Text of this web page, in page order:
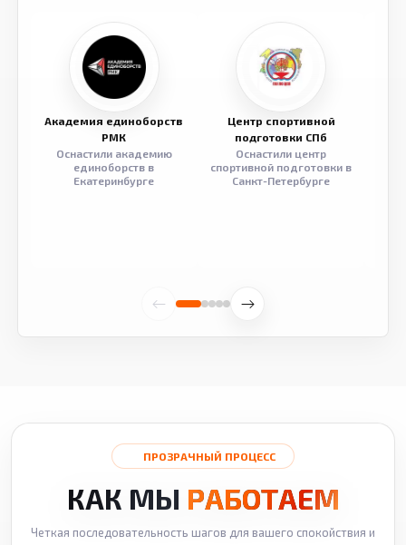
Академия единоборств
РМК
Оснастили академию
единоборств в
Екатеринбурге
Центр спортивной
подготовки СПб
Оснастили центр
спортивной подготовки в
Санкт-Петербурге
ПРОЗРАЧНЫЙ ПРОЦЕСС
КАК МЫ РАБОТАЕМ
Четкая последовательность шагов для вашего спокойствия и